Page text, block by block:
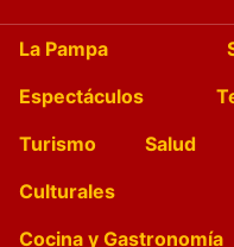
La Pampa
Espectáculos
Turismo
Salud
Culturales
Cocina y Gastronomía